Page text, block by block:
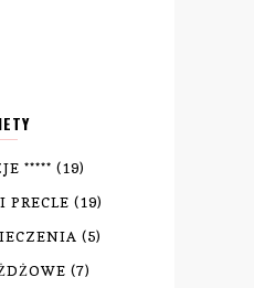
***** (19)
PRECLE (19)
(5)
(7)